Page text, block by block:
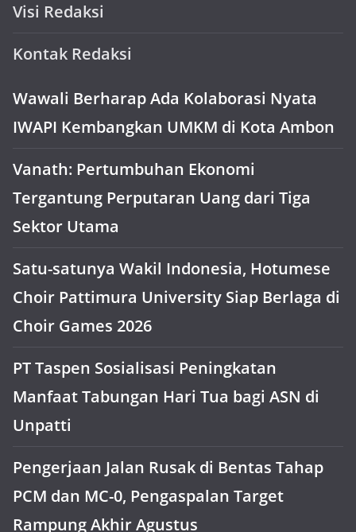
Visi Redaksi
Kontak Redaksi
Wawali Berharap Ada Kolaborasi Nyata
IWAPI Kembangkan UMKM di Kota Ambon
Vanath: Pertumbuhan Ekonomi
Tergantung Perputaran Uang dari Tiga
Sektor Utama
Satu-satunya Wakil Indonesia, Hotumese
Choir Pattimura University Siap Berlaga di
Choir Games 2026
PT Taspen Sosialisasi Peningkatan
Manfaat Tabungan Hari Tua bagi ASN di
Unpatti
Pengerjaan Jalan Rusak di Bentas Tahap
PCM dan MC-0, Pengaspalan Target
Rampung Akhir Agustus